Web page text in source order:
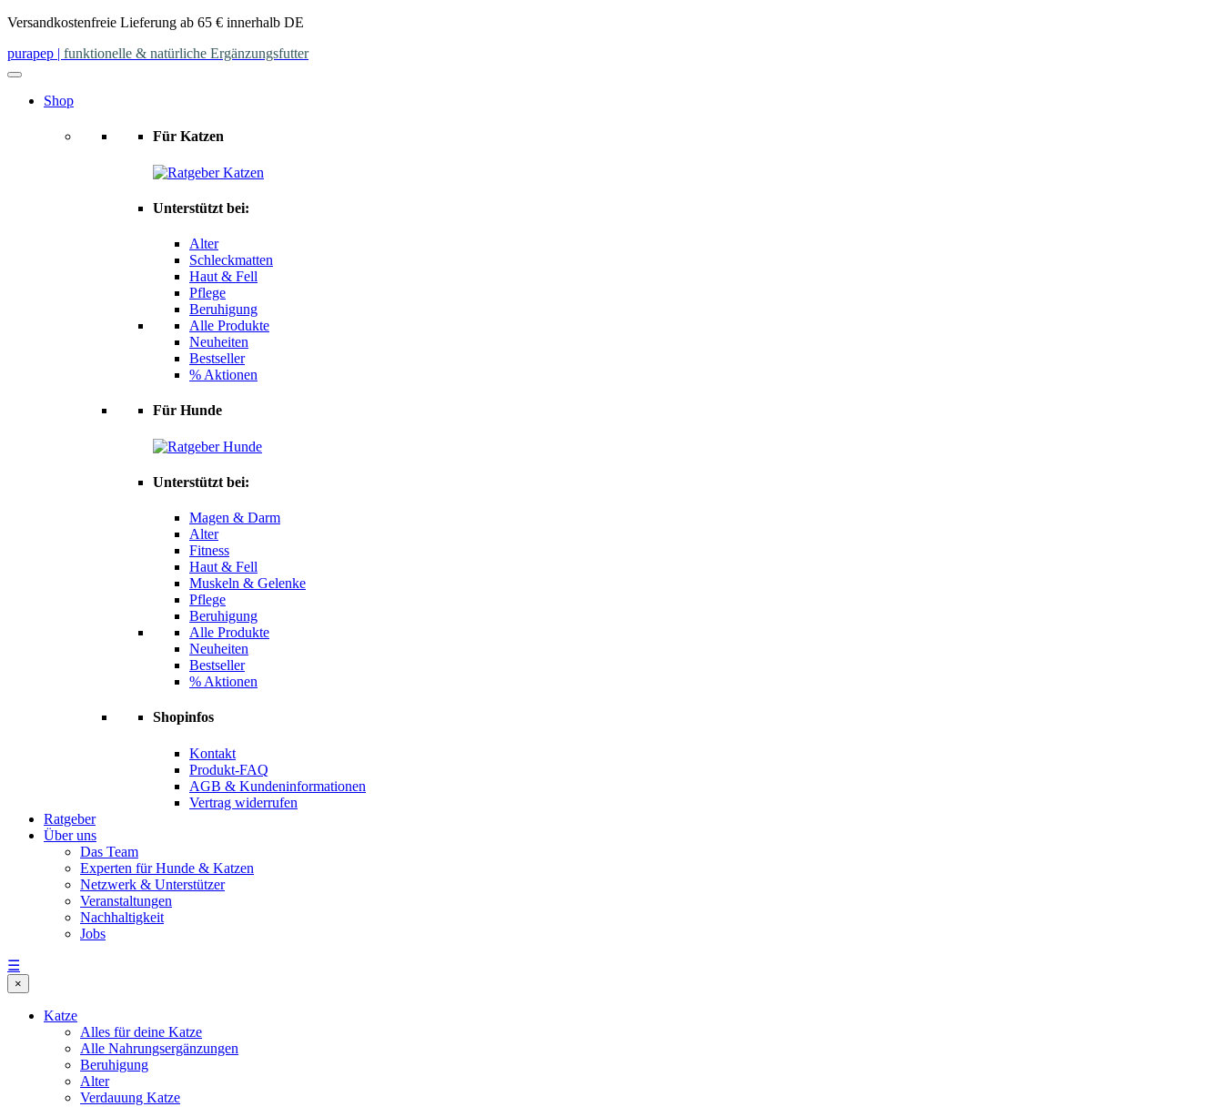
Skip
content
Versandkostenfreie Lieferung ab 65 € innerhalb DE
purapep | funktionelle & natürliche Ergänzungsfutter
Shop
Für Katzen
Unterstützt bei:
Alter
Schleckmatten
Haut & Fell
Pflege
Beruhigung
Alle Produkte
Neuheiten
Bestseller
% Aktionen
Für Hunde
Unterstützt bei:
Magen & Darm
Alter
Fitness
Haut & Fell
Muskeln & Gelenke
Pflege
Beruhigung
Alle Produkte
Neuheiten
Bestseller
% Aktionen
Shopinfos
Kontakt
Produkt-FAQ
AGB & Kundeninformationen
Vertrag widerrufen
Ratgeber
Über uns
Das Team
Experten für Hunde & Katzen
Netzwerk & Unterstützer
Veranstaltungen
Nachhaltigkeit
Jobs
☰
×
Katze
Alles für deine Katze
Alle Nahrungsergänzungen
Beruhigung
Alter
Verdauung Katze